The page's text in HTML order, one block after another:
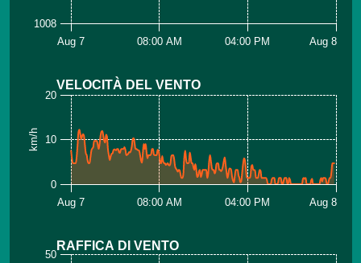
Aug 7 08:00 AM 04:00 PM Aug 8
1008
km/h
VELOCITÀ DEL VENTO
Aug 7 08:00 AM 04:00 PM Aug 8
0
10
20
RAFFICA DI VENTO
50